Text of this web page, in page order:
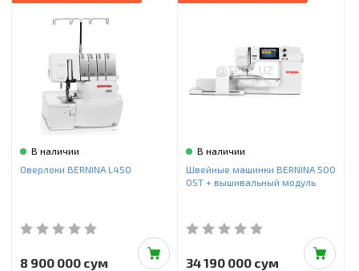
Фильтры для воды
Сантехника
В наличии
Оверлоки BERNINA L450
8 900 000 сум
В наличии
Швейные машинки BERNINA 500
OST + вышивальный модуль
34 190 000 сум